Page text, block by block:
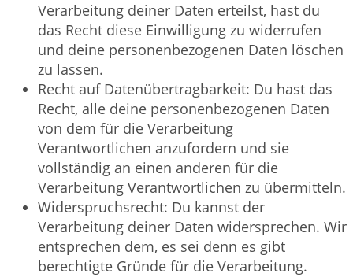
Verarbeitung deiner Daten erteilst, hast du
das Recht diese Einwilligung zu widerrufen
und deine personenbezogenen Daten löschen
zu lassen.
Recht auf Datenübertragbarkeit: Du hast das
Recht, alle deine personenbezogenen Daten
von dem für die Verarbeitung
Verantwortlichen anzufordern und sie
vollständig an einen anderen für die
Verarbeitung Verantwortlichen zu übermitteln.
Widerspruchsrecht: Du kannst der
Verarbeitung deiner Daten widersprechen. Wir
entsprechen dem, es sei denn es gibt
berechtigte Gründe für die Verarbeitung.